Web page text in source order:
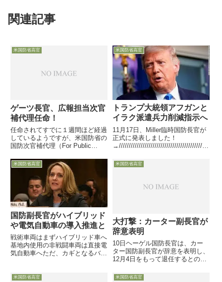
関連記事
米国防省高官
ゲーツ長官、広報担当次官
補代理任命！
任命されてすでに１週間ほど経過
しているようですが、米国防省の
国防次官補代理（For Public
クタンク・ＣＮＡＳの渉外業務責
任者であったPrice Floyd氏が任
命されました。ＣＮＡＳからは国
防省...
米国防省高官
トランプ大統領アフガンと
イラク派遣兵力削減指示へ
11月17日、Miller臨時国防長官が
正式に発表しました！
→/////////////////////////////////////////////
統...
米国防省高官
国防副長官がハイブリッド
や電気自動車の導入推進と
戦術車両はまずハイブリッド車へ
基地内使用の非戦闘車両は直接電
気自動車へただ、カギとなるバッ
が講演で、バイデン政権の温室効
米国防省高官
大打撃：カーター副長官が
辞意表明
10日ヘーゲル国防長官は、カー
ター国防副長官が辞意を表明し、
12月4日をもって退任するとの声
にとっては大打撃です。
米国防省高官 米国防省高官